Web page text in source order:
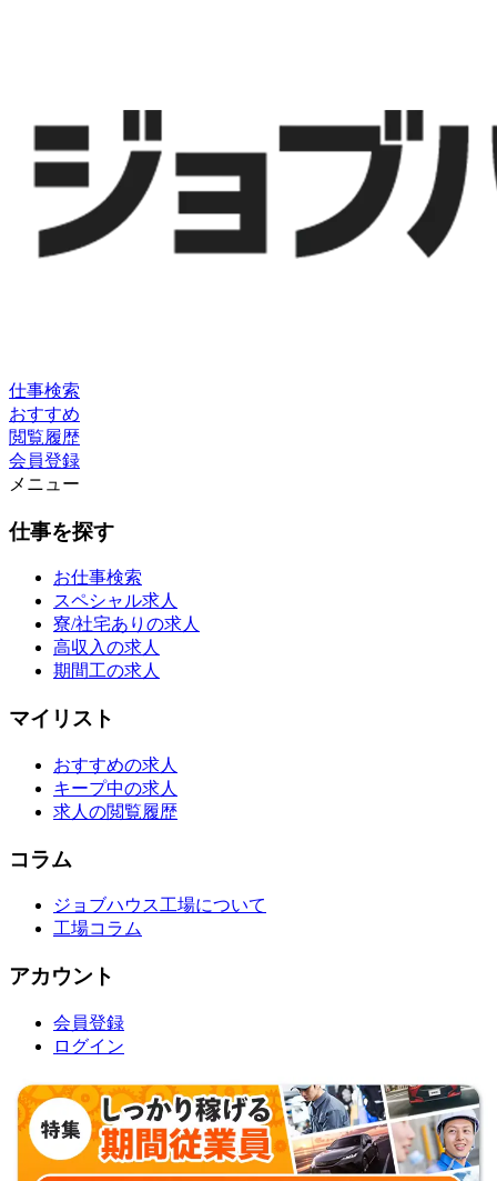
仕事検索
おすすめ
閲覧履歴
会員登録
メニュー
仕事を探す
お仕事検索
スペシャル求人
寮/社宅ありの求人
高収入の求人
期間工の求人
マイリスト
おすすめの求人
キープ中の求人
求人の閲覧履歴
コラム
ジョブハウス工場について
工場コラム
アカウント
会員登録
ログイン